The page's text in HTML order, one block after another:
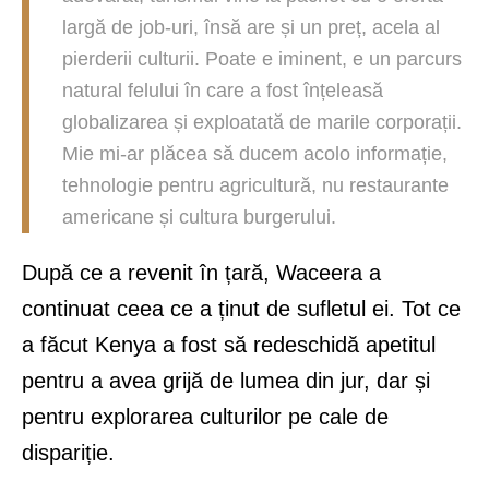
largă de job-uri, însă are și un preț, acela al
pierderii culturii. Poate e iminent, e un parcurs
natural felului în care a fost înțeleasă
globalizarea și exploatată de marile corporații.
Mie mi-ar plăcea să ducem acolo informație,
tehnologie pentru agricultură, nu restaurante
americane și cultura burgerului.
După ce a revenit în țară, Waceera a
continuat ceea ce a ținut de sufletul ei. Tot ce
a făcut Kenya a fost să redeschidă apetitul
pentru a avea grijă de lumea din jur, dar și
pentru explorarea culturilor pe cale de
dispariție.